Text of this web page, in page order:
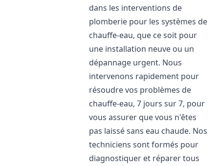
dans les interventions de
plomberie pour les systèmes de
chauffe-eau, que ce soit pour
une installation neuve ou un
dépannage urgent. Nous
intervenons rapidement pour
résoudre vos problèmes de
chauffe-eau, 7 jours sur 7, pour
vous assurer que vous n'êtes
pas laissé sans eau chaude. Nos
techniciens sont formés pour
diagnostiquer et réparer tous